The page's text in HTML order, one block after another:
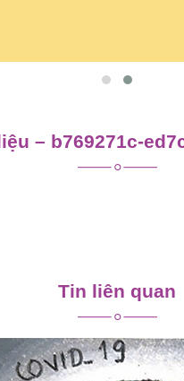
– b769271c-
Tin liên quan